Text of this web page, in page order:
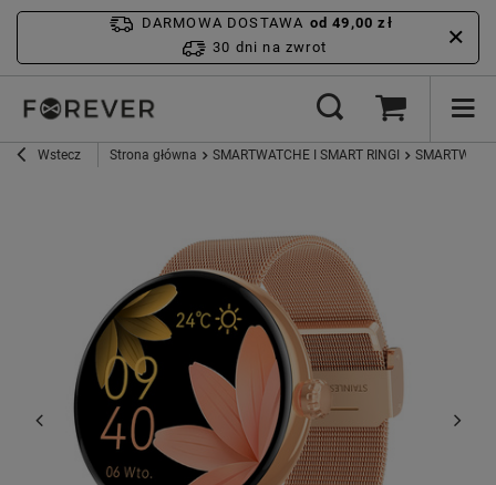
DARMOWA DOSTAWA od 49,00 zł
30 dni na zwrot
Wstecz Strona główna SMARTWATCHE I SMART RINGI